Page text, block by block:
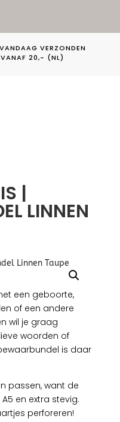
VERZONDEN
20,- (NL)
|
LINNEN
een geboorte,
of een andere
wil je graag
woorden of
is daar
passen, want de
en extra stevig.
perforeren!